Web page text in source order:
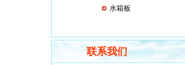
水箱板
联系我们